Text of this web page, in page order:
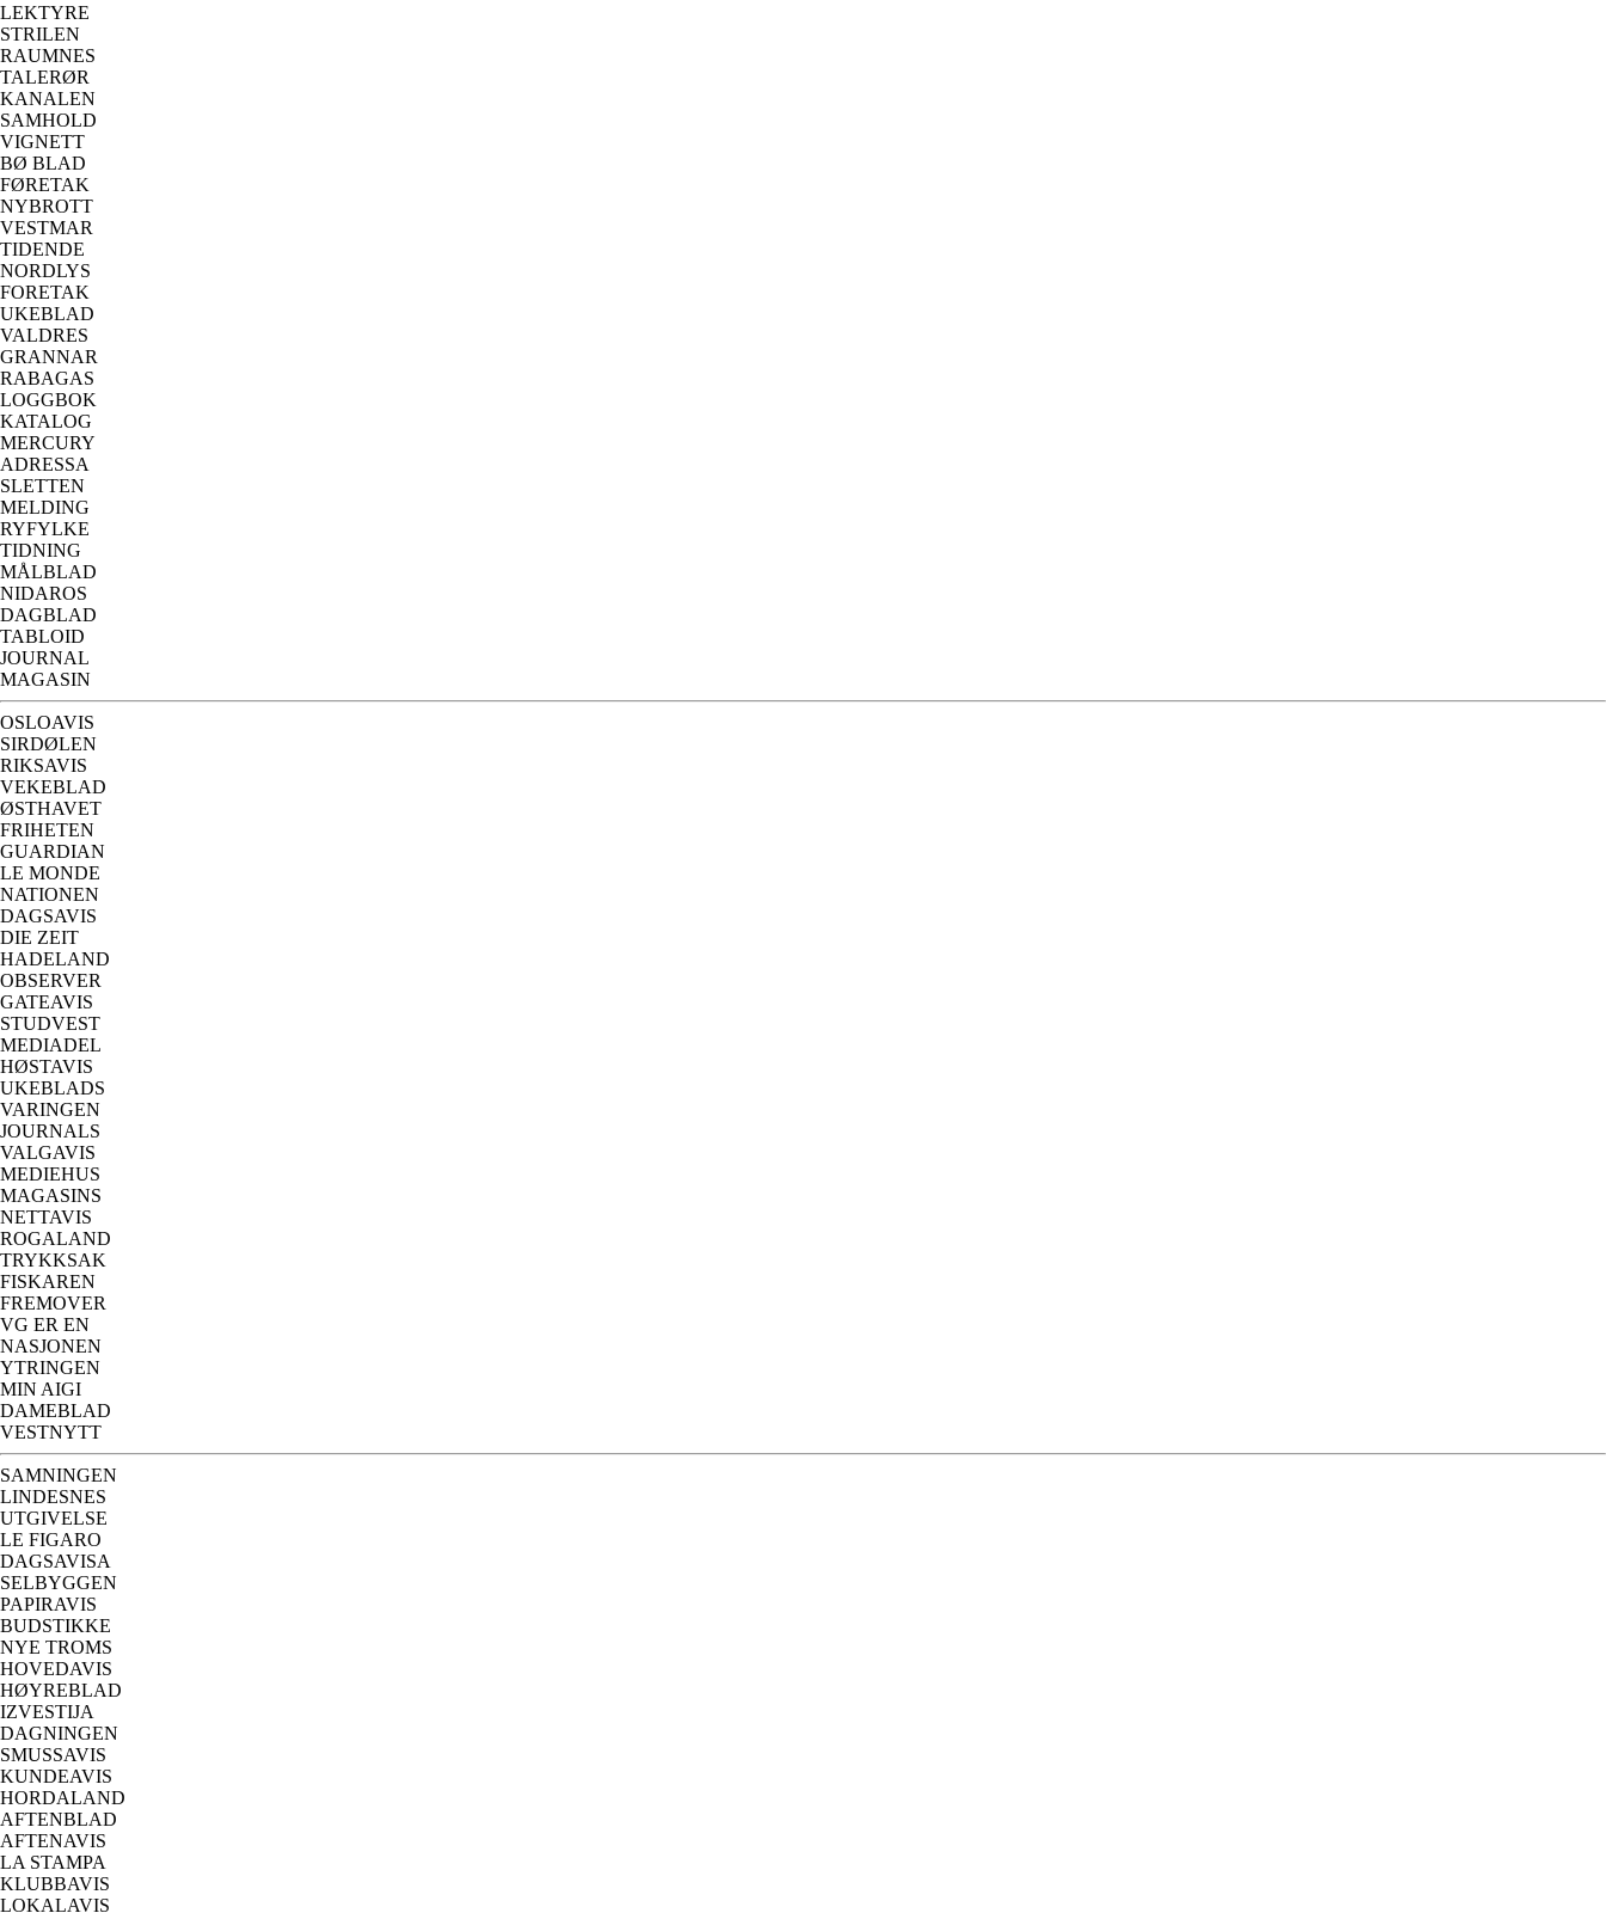
LEKTYRE
STRILEN
RAUMNES
TALERØR
KANALEN
SAMHOLD
VIGNETT
BØ BLAD
FØRETAK
NYBROTT
VESTMAR
TIDENDE
NORDLYS
FORETAK
UKEBLAD
VALDRES
GRANNAR
RABAGAS
LOGGBOK
KATALOG
MERCURY
ADRESSA
SLETTEN
MELDING
RYFYLKE
TIDNING
MÅLBLAD
NIDAROS
DAGBLAD
TABLOID
JOURNAL
MAGASIN
OSLOAVIS
SIRDØLEN
RIKSAVIS
VEKEBLAD
ØSTHAVET
FRIHETEN
GUARDIAN
LE MONDE
NATIONEN
DAGSAVIS
DIE ZEIT
HADELAND
OBSERVER
GATEAVIS
STUDVEST
MEDIADEL
HØSTAVIS
UKEBLADS
VARINGEN
JOURNALS
VALGAVIS
MEDIEHUS
MAGASINS
NETTAVIS
ROGALAND
TRYKKSAK
FISKAREN
FREMOVER
VG ER EN
NASJONEN
YTRINGEN
MIN AIGI
DAMEBLAD
VESTNYTT
SAMNINGEN
LINDESNES
UTGIVELSE
LE FIGARO
DAGSAVISA
SELBYGGEN
PAPIRAVIS
BUDSTIKKE
NYE TROMS
HOVEDAVIS
HØYREBLAD
IZVESTIJA
DAGNINGEN
SMUSSAVIS
KUNDEAVIS
HORDALAND
AFTENBLAD
AFTENAVIS
LA STAMPA
KLUBBAVIS
LOKALAVIS